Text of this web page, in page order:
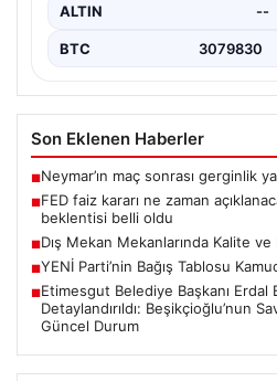
Etimesgut Belediyesi’ne
Erdal Beşikçioğlu’nun ifadeleri…
EUR --
ALTIN --
BTC 3079830
Son Eklenen Haberler
Neymar’ın maç sonrası gerginlik
■FED faiz kararı ne zaman
beklentisi belli oldu
■Dış Mekan Mekanlarında Kalite ve
YENİ Parti’nin Bağış Tablosu
Etimesgut Belediye Başkanı Erdal
Detaylandırıldı: Beşikçioğlu’nun
Güncel Durum